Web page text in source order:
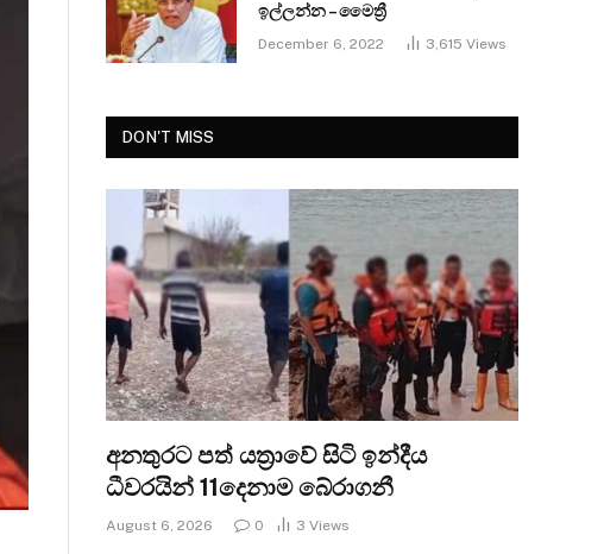
ඉල්ලන්න – මෛත්‍රී
December 6, 2022 3,615 Views
DON'T MISS
අනතුරට පත් යත්‍රාවේ සිටි ඉන්දීය
ධීවරයින් 11දෙනාම බේරාගනී
August 6, 2026 0 3 Views